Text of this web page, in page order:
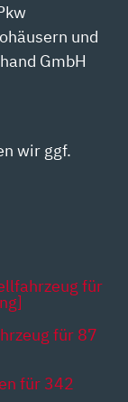
und
GmbH
wir ggf.
für
für 87
für 342